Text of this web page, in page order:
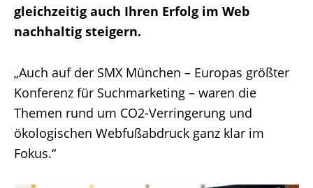
gleichzeitig auch Ihren Erfolg im Web
nachhaltig steigern.
„Auch auf der SMX München – Europas größter
Konferenz für Suchmarketing – waren die
Themen rund um CO2-Verringerung und
ökologischen Webfußabdruck ganz klar im
Fokus.“